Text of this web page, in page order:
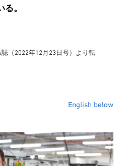
。
（2022年12月23日号）より転
English below